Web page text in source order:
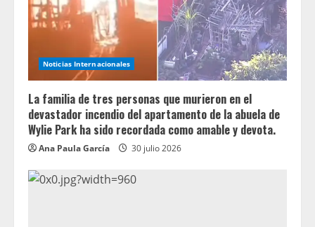
Noticias Internacionales
La familia de tres personas que murieron en el
devastador incendio del apartamento de la abuela de
Wylie Park ha sido recordada como amable y devota.
Ana Paula García 30 julio 2026